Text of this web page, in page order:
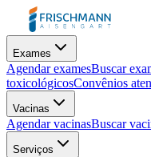
Exames
Agendar examesBuscar
toxicológicosConvênios
Vacinas
Agendar vacinasBuscar
Serviços